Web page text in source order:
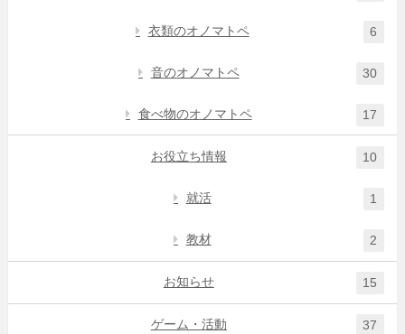
衣類のオノマトペ 6
音のオノマトペ 30
食べ物のオノマトペ 17
お役立ち情報 10
就活 1
教材 2
お知らせ 15
ゲーム・活動 37